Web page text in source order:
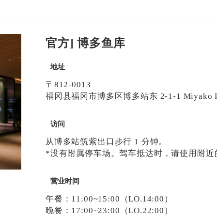
官方] 博多鱼库
地址
〒812-0013
福冈县福冈市博多区博多站东 2-1-1 Miyako
访问
从博多站筑紫出口步行 1 分钟。
*没有附属停车场。驾车抵达时，请使用附近
营业时间
午餐：11:00~15:00（LO.14:00）
晚餐：17:00~23:00（LO.22:00）